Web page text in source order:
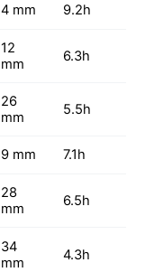
4 mm 9.2h
12
mm
6.3h
26
mm
5.5h
9 mm 7.1h
28
mm
6.5h
34
mm
4.3h